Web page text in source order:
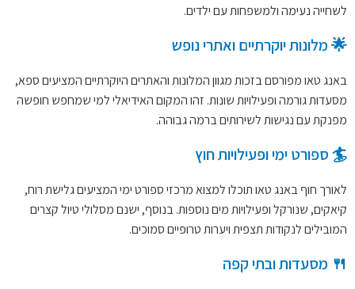
לשחייה נעימה ולמשפחות עם ילדים.
🌟 מלונות יוקרתיים ואתרי נופש
באנג טאו מפורסם בזכות מגוון המלונות והאתרים היוקרתיים המציעים ספא,
מסעדות גורמה ופעילויות שונות. זהו המקום האידיאלי למי שמחפש חופשה
מפנקת עם נגישות לשירותים ברמה גבוהה.
🏄 ספורט ימי ופעילויות חוץ
לאורך חוף באנג טאו תוכלו למצוא מרכזי ספורט ימי המציעים גלישת רוח,
קיאקים, שנורקל ופעילויות מים נוספות. בנוסף, ישנם מסלולי טיול קצרים
המובילים לנקודות תצפית ויערות טרופיים סמוכים.
🍴 מסעדות ובתי קפה